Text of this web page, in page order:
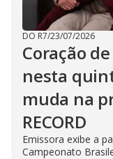
DO R7/23/07/2026
Coração
nesta
muda na
RECORD
Emissora exibe a
Campeonato